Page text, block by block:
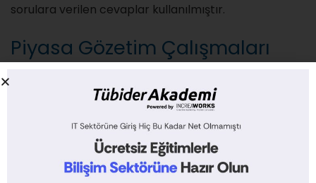
sorulara verilen cevaplar kullanılmıştır.
Piyasa Gözetim Çalışmaları
Ülkemizde üretilen veya